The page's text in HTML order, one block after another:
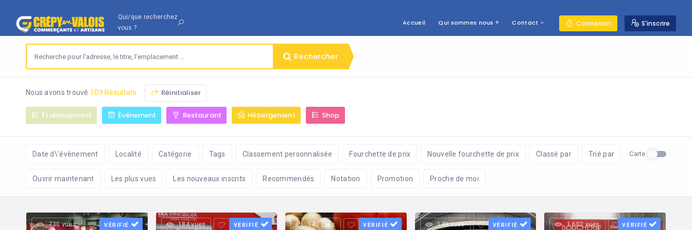
Qui/que recherchez
vous ?
Accueil Qui sommes nous ? Contact Connexion S'inscrire
Rechercher
Nous avons trouvé 109 Résultats Réinitialiser
Établissement Événement Restaurant Hébergement Shop
Date d\'évènement Localité Catégorie Tags Classement personnalisée Fourchette de prix Nouvelle fourchette de prix Classé par Trié par
Ouvrir maintenant Les plus vues Les nouveaux inscrits Recommendés Notation Promotion Proche de moi
Carte
730 vues VÉRIFIÉ 184 vues VÉRIFIÉ 140 vues VÉRIFIÉ 149 vues VÉRIFIÉ 1 602 vues VÉRIFIÉ